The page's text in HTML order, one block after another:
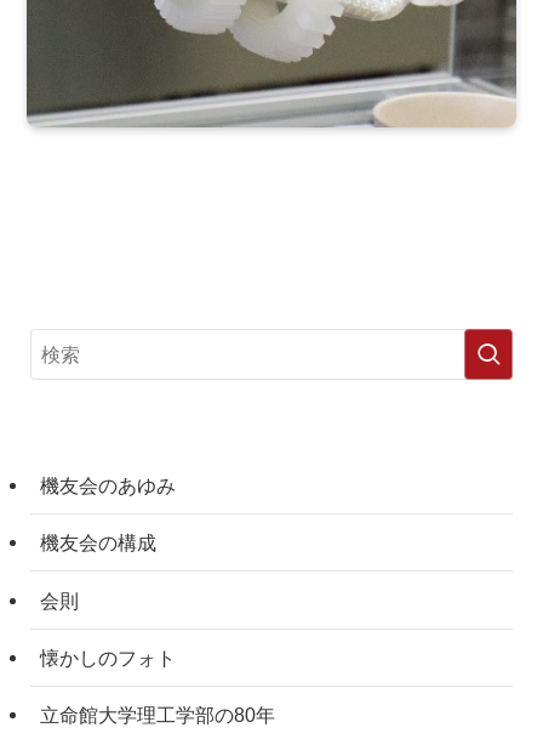
機友会のあゆみ
機友会の構成
会則
懐かしのフォト
立命館大学理工学部の80年